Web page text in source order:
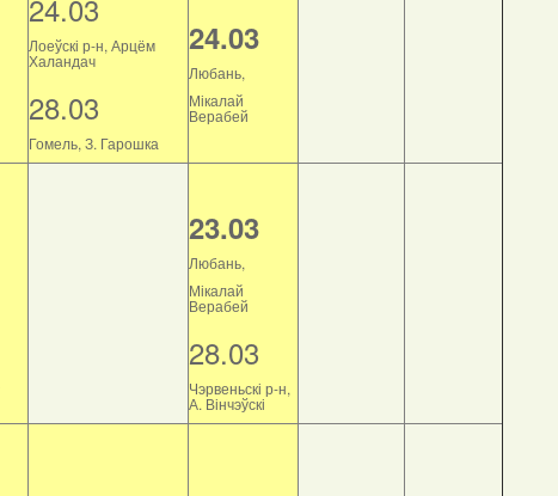
24.03
Лоеўскі р-н, Арцём
Халандач
28.03
Гомель, З. Гарошка
24.03
Любань,
Мікалай
Верабей
23.03
Любань,
Мікалай
Верабей
28.03
Чэрвеньскі р-н,
А. Вінчэўскі